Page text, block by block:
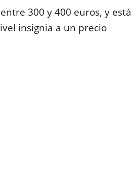
300 y 400 euros, y está
insignia a un precio